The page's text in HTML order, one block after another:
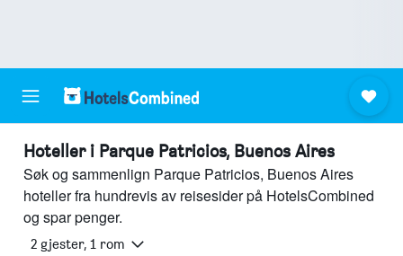
Hoteller i Parque Patricios, Buenos Aires
Søk og sammenlign Parque Patricios, Buenos Aires
hoteller fra hundrevis av reisesider på HotelsCombined
og spar penger.
2 gjester, 1 rom